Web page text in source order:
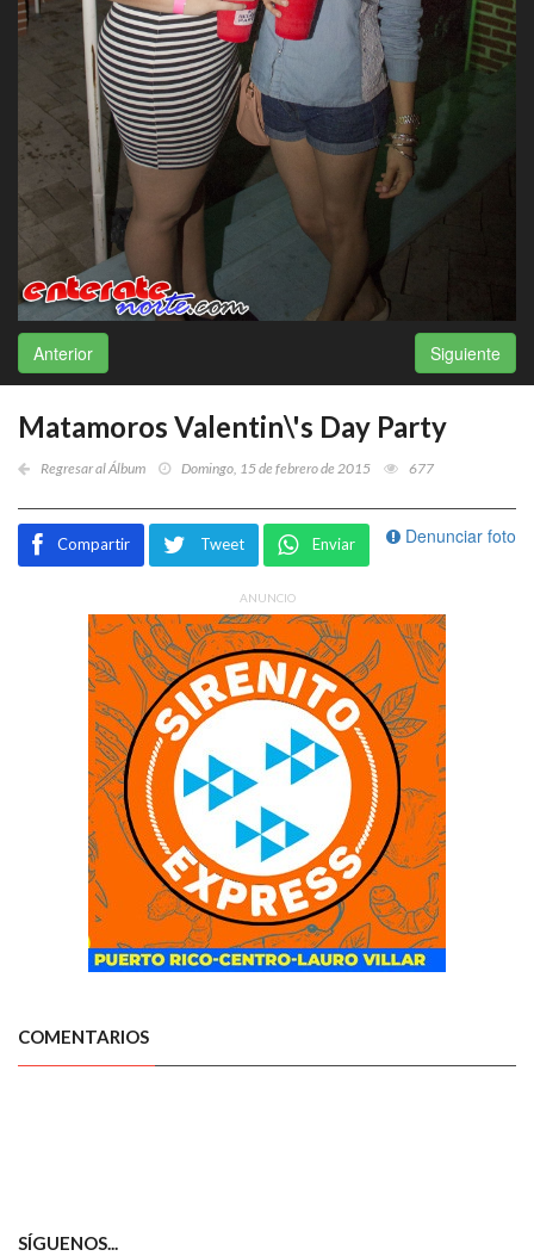
Anterior Siguiente
Matamoros Valentin\'s Day Party
Regresar al Álbum Domingo, 15 de febrero de 2015 677
Denunciar foto
Compartir Tweet Enviar
ANUNCIO
COMENTARIOS
SÍGUENOS...